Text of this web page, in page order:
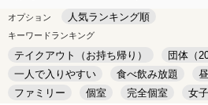
オプション 人気ランキング順
キーワードランキング
テイクアウト（お持ち帰り）
団体（
一人で入りやすい
食べ飲み放題
ファミリー
個室 完全個室 女